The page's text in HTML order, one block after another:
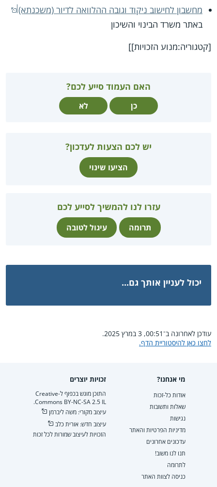
מחשבון לחישוב ניקוד וגובה ההלוואה לדיור (משכנתא)
באתר משרד הבינוי והשיכון
[קטגוריה:מנוע הזכויות]]
האם העמוד סייע לכם?
כן לא
יש לכם הצעות לעדכון?
הציעו שינוי
עזרו לנו להמשיך לסייע לכם
תרומה עיגול לטובה
יכול לעניין אותך גם...
עודכן לאחרונה ב־00:51, 3 במרץ 2025.
לחצו כאן להיסטוריית הדף.
מי אנחנו?
אודות כל-זכות
שאלות ותשובות
נגישות
מדיניות הפרטיות והאתר
עדכונים אחרונים
תנו לנו משוב!
לתרומה
כניסה לצוות האתר
זכויות יוצרים
התוכן מוגש בכפוף ל-Creative
Commons BY-NC-SA 2.5 IL.
עיצוב מקורי: משה ליברמן
עיצוב חדש: אורית כלב
הזכויות לעיצוב שמורות לכל זכות